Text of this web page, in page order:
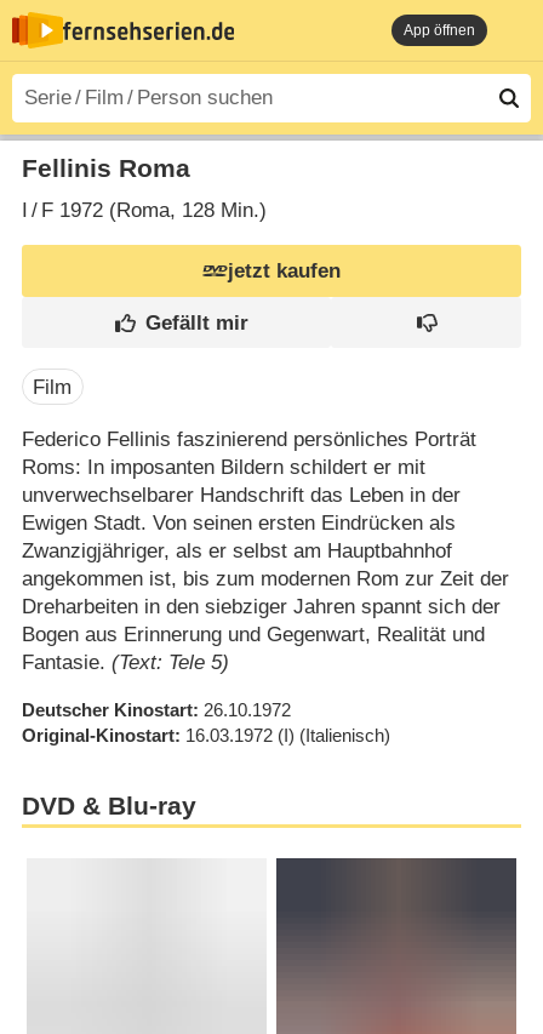
App öffnen
Fellinis Roma
/ F1972 (Roma‎, 128 Min.)
jetzt kaufen
Film
Federico Fellinis faszinierend persönliches Porträt
Roms: In imposanten Bildern schildert er mit
unverwechselbarer Handschrift das Leben in der
Ewigen Stadt. Von seinen ersten Eindrücken als
Zwanzigjähriger, als er selbst am Hauptbahnhof
angekommen ist, bis zum modernen Rom zur Zeit der
Dreharbeiten in den siebziger Jahren spannt sich der
Bogen aus Erinnerung und Gegenwart, Realität und
Fantasie. (Text: Tele 5)
Deutscher Kinostart 26.10.1972
Original-Kinostart 16.03.1972 (I) (Italienisch)
DVD & Blu-ray